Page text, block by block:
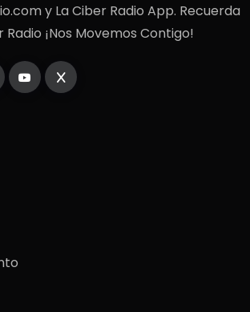
y La Ciber Radio App. Recuerda
Radio ¡Nos Movemos Contigo!